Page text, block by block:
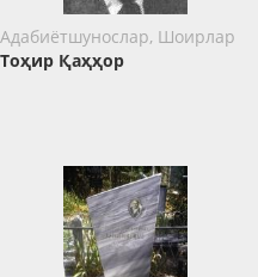
Адабиётшунослар, Шоирлар
Тоҳир Қаҳҳор